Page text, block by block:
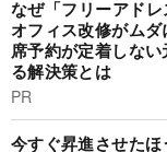
なぜ「フリーアド
オフィス改修がム
席予約が定着しな
る解決策とは
PR
今すぐ昇進させた